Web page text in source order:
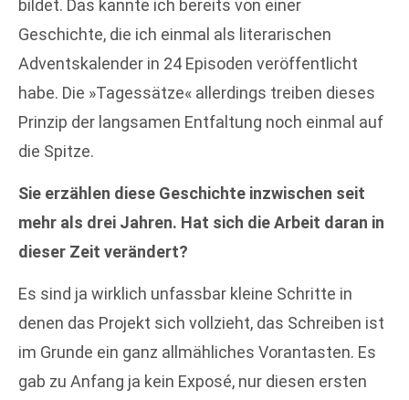
bildet. Das kannte ich bereits von einer
Geschichte, die ich einmal als literarischen
Adventskalender in 24 Episoden veröffentlicht
habe. Die »Tagessätze« allerdings treiben dieses
Prinzip der langsamen Entfaltung noch einmal auf
die Spitze.
Sie erzählen diese Geschichte inzwischen seit
mehr als drei Jahren. Hat sich die Arbeit daran in
dieser Zeit verändert?
Es sind ja wirklich unfassbar kleine Schritte in
denen das Projekt sich vollzieht, das Schreiben ist
im Grunde ein ganz allmähliches Vorantasten. Es
gab zu Anfang ja kein Exposé, nur diesen ersten